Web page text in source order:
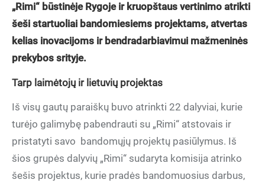
„Rimi“ būstinėje Rygoje ir kruopštaus vertinimo atrikti
šeši startuoliai bandomiesiems projektams, atvertas
kelias inovacijoms ir bendradarbiavimui mažmeninės
prekybos srityje.
Tarp laimėtojų ir lietuvių projektas
Iš visų gautų paraiškų buvo atrinkti 22 dalyviai, kurie
turėjo galimybę pabendrauti su „Rimi“ atstovais ir
pristatyti savo bandomųjų projektų pasiūlymus. Iš
šios grupės dalyvių „Rimi“ sudaryta komisija atrinko
šešis projektus, kurie pradės bandomuosius darbus,